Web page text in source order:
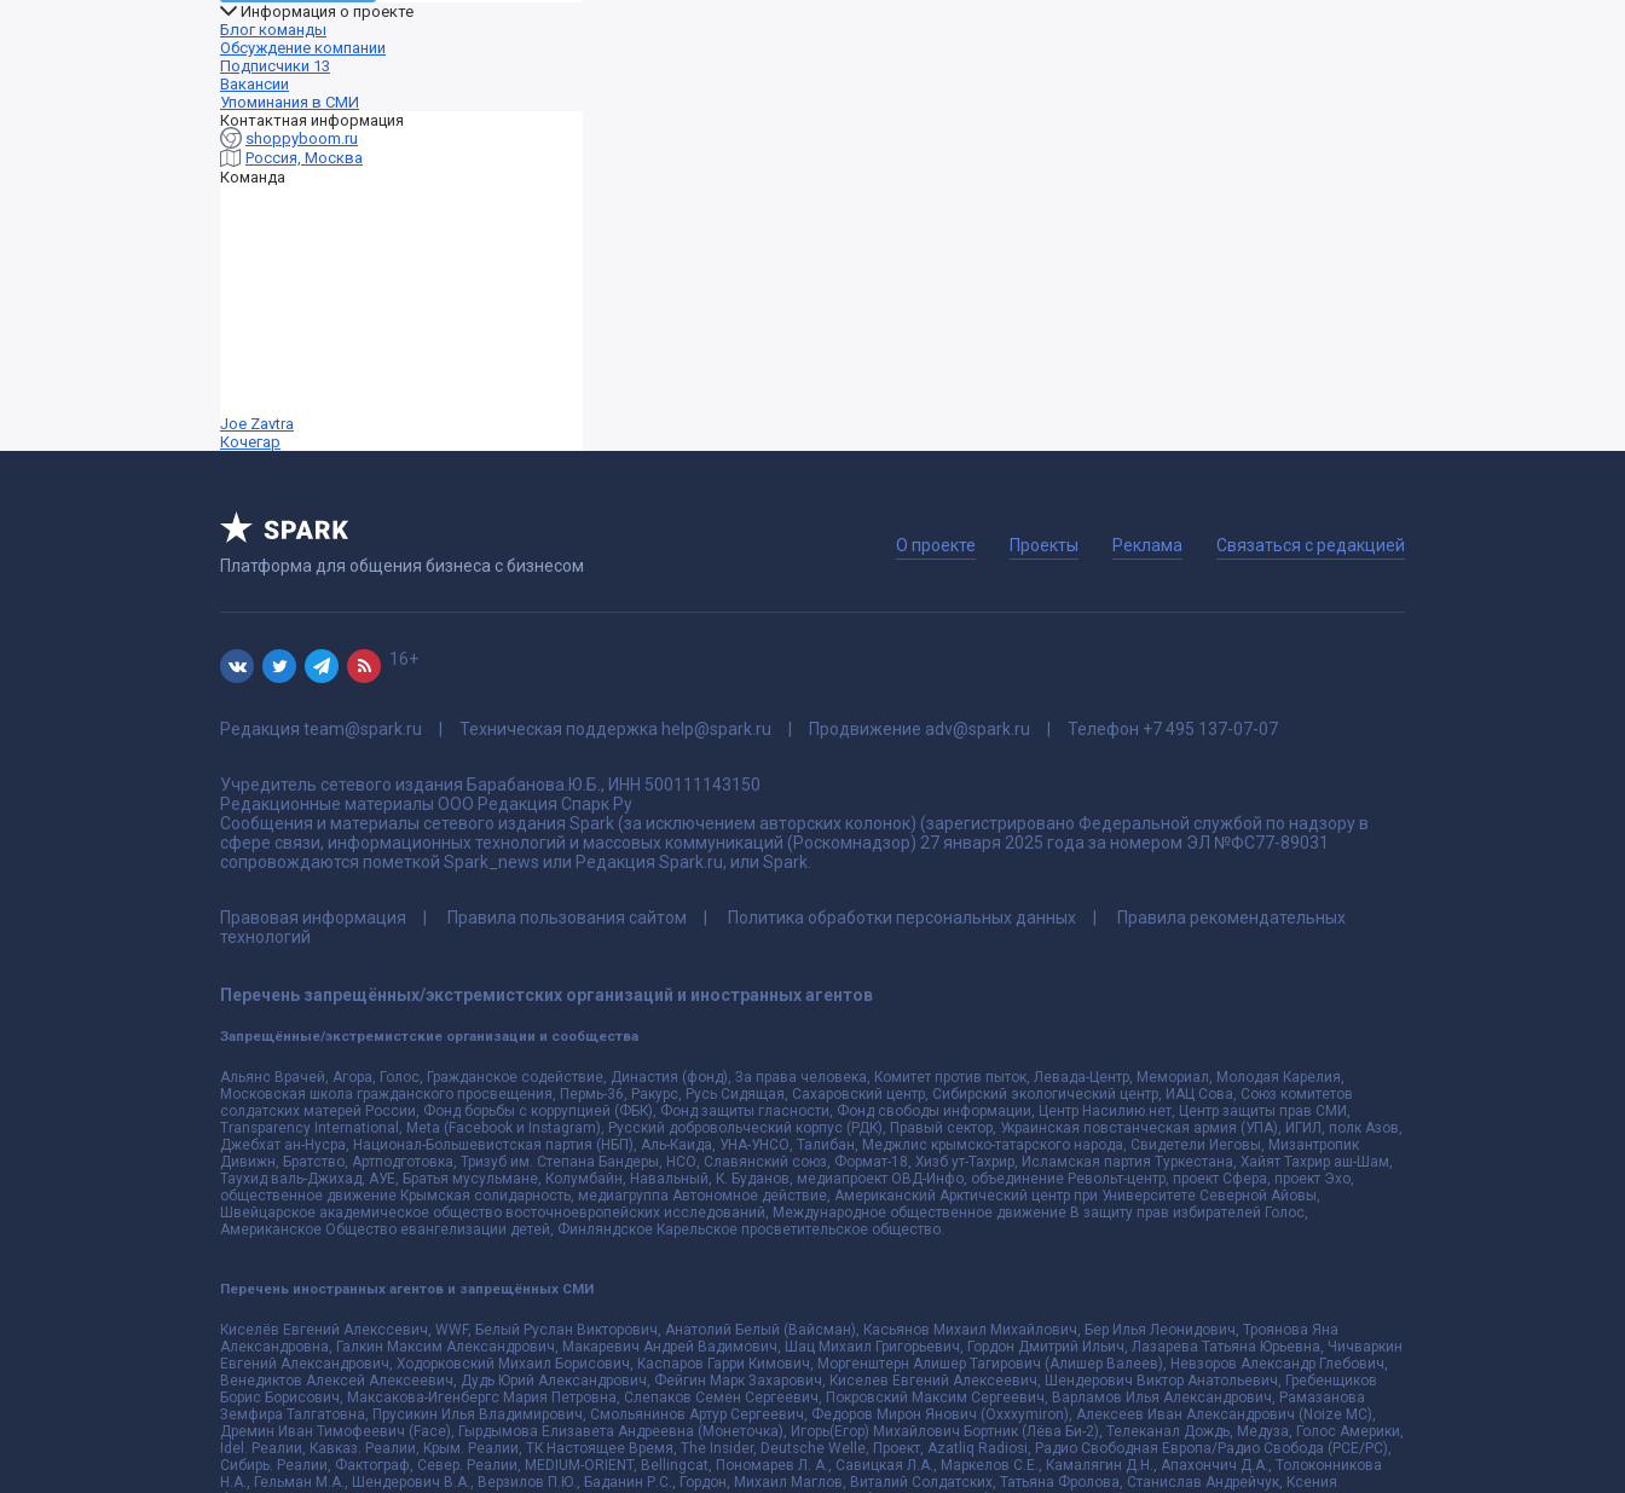
Информация о проекте
Блог команды
Обсуждение компании
Подписчики 13
Вакансии
Упоминания в СМИ
Контактная информация
shoppyboom.ru
Россия, Москва
Команда
Joe Zavtra
Кочегар
Платформа для общения бизнеса с бизнесом
О проекте Проекты Реклама Связаться с редакцией
16+
Редакция team@spark.ru Техническая поддержка help@spark.ru Продвижение adv@spark.ru Телефон +7 495 137-07-07
Учредитель сетевого издания Барабанова.Ю.Б., ИНН 500111143150
Редакционные материалы ООО Редакция Спарк Ру
Сообщения и материалы сетевого издания Spark (за исключением авторских колонок) (зарегистрировано Федеральной службой по надзору в
сфере связи, информационных технологий и массовых коммуникаций (Роскомнадзор) 27 января 2025 года за номером ЭЛ №ФС77-89031
сопровождаются пометкой Spark_news или Редакция Spark.ru, или Spark.
Правовая информация Правила пользования сайтом Политика обработки персональных данных
Правила рекомендательных
технологий
Перечень запрещённых/экстремистских организаций и иностранных агентов
Запрещённые/экстремистские организации и сообщества
Альянс Врачей, Агора, Голос, Гражданское содействие, Династия (фонд), За права человека, Комитет против пыток, Левада-Центр, Мемориал, Молодая Карелия,
Московская школа гражданского просвещения, Пермь-36, Ракурс, Русь Сидящая, Сахаровский центр, Сибирский экологический центр, ИАЦ Сова, Союз комитетов
солдатских матерей России, Фонд борьбы с коррупцией (ФБК), Фонд защиты гласности, Фонд свободы информации, Центр Насилию.нет, Центр защиты прав СМИ,
Transparency International, Meta (Facebook и Instagram), Русский добровольческий корпус (РДК), Правый сектор, Украинская повстанческая армия (УПА), ИГИЛ, полк Азов,
Джебхат ан-Нусра, Национал-Большевистская партия (НБП), Аль-Каида, УНА-УНСО, Талибан, Меджлис крымско-татарского народа, Свидетели Иеговы, Мизантропик
Дивижн, Братство, Артподготовка, Тризуб им. Степана Бандеры, НСО, Славянский союз, Формат-18, Хизб ут-Тахрир, Исламская партия Туркестана, Хайят Тахрир аш-Шам,
Таухид валь-Джихад, АУЕ, Братья мусульмане, Колумбайн, Навальный, К. Буданов, медиапроект ОВД-Инфо, объединение Револьт-центр, проект Сфера, проект Эхо,
общественное движение Крымская солидарность, медиагруппа Автономное действие, Американский Арктический центр при Университете Северной Айовы,
Швейцарское академическое общество восточноевропейских исследований, Международное общественное движение В защиту прав избирателей Голос,
Американское Общество евангелизации детей, Финляндское Карельское просветительское общество.
Перечень иностранных агентов и запрещённых СМИ
Киселёв Евгений Алекссевич, WWF, Белый Руслан Викторович, Анатолий Белый (Вайсман), Касьянов Михаил Михайлович, Бер Илья Леонидович, Троянова Яна
Александровна, Галкин Максим Александрович, Макаревич Андрей Вадимович, Шац Михаил Григорьевич, Гордон Дмитрий Ильич, Лазарева Татьяна Юрьевна, Чичваркин
Евгений Александрович, Ходорковский Михаил Борисович, Каспаров Гарри Кимович, Моргенштерн Алишер Тагирович (Алишер Валеев), Невзоров Александр Глебович,
Венедиктов Алексей Алексеевич, Дудь Юрий Александрович, Фейгин Марк Захарович, Киселев Евгений Алексеевич, Шендерович Виктор Анатольевич, Гребенщиков
Борис Борисович, Максакова-Игенбергс Мария Петровна, Слепаков Семен Сергеевич, Покровский Максим Сергеевич, Варламов Илья Александрович, Рамазанова
Земфира Талгатовна, Прусикин Илья Владимирович, Смольянинов Артур Сергеевич, Федоров Мирон Янович (Oxxxymiron), Алексеев Иван Александрович (Noize MC),
Дремин Иван Тимофеевич (Face), Гырдымова Елизавета Андреевна (Монеточка), Игорь(Егор) Михайлович Бортник (Лёва Би-2), Телеканал Дождь, Медуза, Голос Америки,
Idel. Реалии, Кавказ. Реалии, Крым. Реалии, ТК Настоящее Время, The Insider, Deutsche Welle, Проект, Azatliq Radiosi, Радио Свободная Европа/Радио Свобода (PCE/PC),
Сибирь. Реалии, Фактограф, Север. Реалии, MEDIUM-ORIENT, Bellingcat, Пономарев Л. А., Савицкая Л.А., Маркелов С.Е., Камалягин Д.Н., Апахончич Д.А., Толоконникова
Н.А., Гельман М.А., Шендерович В.А., Верзилов П.Ю., Баданин Р.С., Гордон, Михаил Маглов, Виталий Солдатских, Татьяна Фролова, Станислав Андрейчук, Ксения